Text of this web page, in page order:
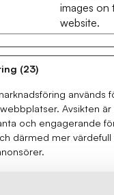
images on
website.
(23)
används
Avsikten
och engagerande
därmed mer